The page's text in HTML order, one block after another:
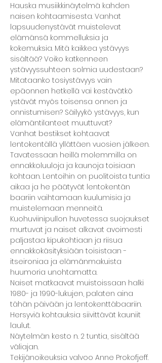
Hauska musiikkinäytelmä kahden
naisen kohtaamisesta. Vanhat
lapsuudenystävät muistelevat
elämänsä kommelluksia ja
kokemuksia. Mitä kaikkea ystävyys
sisältää? Voiko katkenneen
ystävyyssuhteen solmia uudestaan?
Mitataanko tosiystävyys vain
epäonnen hetkellä vai kestävätkö
ystävät myös toisensa onnen ja
onnistumisen? Säilyykö ystävyys, kun
elämäntilanteet muuttuvat?
Vanhat bestikset kohtaavat
lentokentällä yllättäen vuosien jälkeen.
Tavatessaan heillä molemmilla on
ennakkoluuloja ja kaunoja toisiaan
kohtaan. Lentoihin on puolitoista tuntia
aikaa ja he päätyvät lentokentän
baariin vaihtamaan kuulumisia ja
muistelemaan menneitä.
Kuohuviinipullon huvetessa suojaukset
murtuvat ja naiset alkavat avoimesti
paljastaa kipukohtiaan ja riisua
ennakkokäsityksiään toisistaan -
itseironiaa ja elämänmakuista
huumoria unohtamatta.
Naiset matkaavat muistoissaan halki
1980- ja 1990-lukujen, palaten aina
tähän päivään ja lentokenttäbaariin.
Hersyviä kohtauksia siivittävät kauniit
laulut.
Näytelmän kesto n. 2 tuntia, sisältää
väliajan.
Tekijänoikeuksia valvoo Anne Prokofjeff.